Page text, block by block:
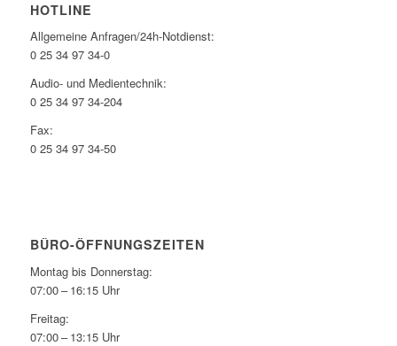
HOTLINE
Allgemeine Anfragen/24h-Notdienst:
0 25 34 97 34-0
Audio- und Medientechnik:
0 25 34 97 34-204
Fax:
0 25 34 97 34-50
BÜRO-ÖFFNUNGSZEITEN
Montag bis Donnerstag:
07:00 – 16:15 Uhr
Freitag:
07:00 – 13:15 Uhr